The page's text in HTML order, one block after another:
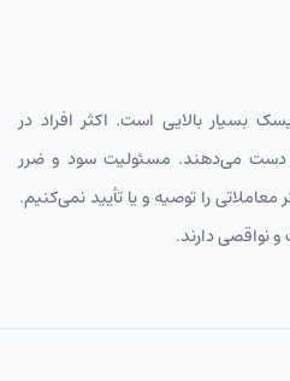
بسیار بالایی است. اکثر افراد در
از دست می‌دهند. مسئولیت سود و ضرر
را توصیه و یا تأیید نمی‌کنیم.
نواقصی دارند.